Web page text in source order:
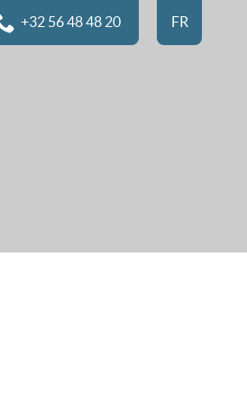
FR
+32 56 48 48 20